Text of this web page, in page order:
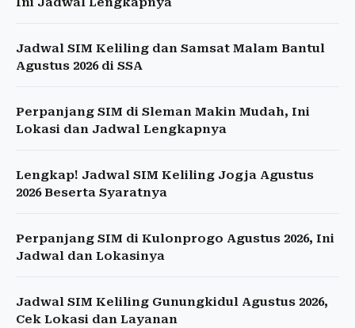
Jadwal SIM Keliling dan Samsat Malam Bantul
Agustus 2026 di SSA
Perpanjang SIM di Sleman Makin Mudah, Ini
Lokasi dan Jadwal Lengkapnya
Lengkap! Jadwal SIM Keliling Jogja Agustus
2026 Beserta Syaratnya
Perpanjang SIM di Kulonprogo Agustus 2026, Ini
Jadwal dan Lokasinya
Jadwal SIM Keliling Gunungkidul Agustus 2026,
Cek Lokasi dan Layanan